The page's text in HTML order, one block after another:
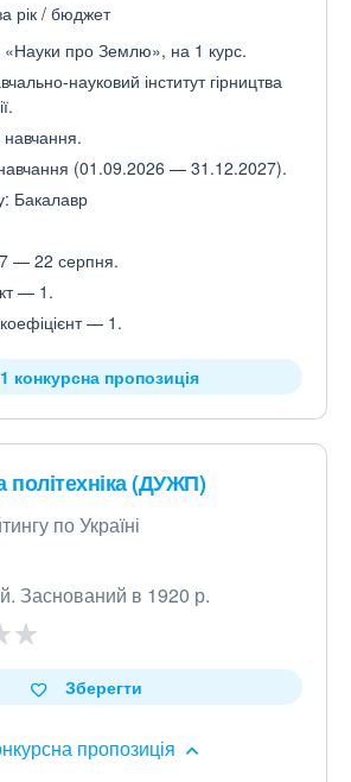
рік / бюджет
«Науки про Землю», на 1 курс.
науковий інститут гірництва
навчання (01.09.2026 — 31.12.2027).
Бакалавр
— 22 серпня.
— 1.
— 1.
конкурсна пропозиція
(ДУЖП)
по Україні
Заснований в 1920 р.
пропозиція
Зберегти